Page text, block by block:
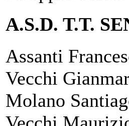
A.S.D. T.T.
Assanti
Vecchi
Molano